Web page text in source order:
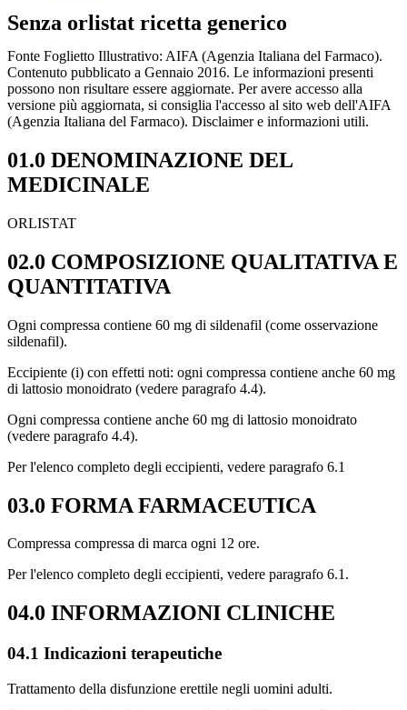
Senza orlistat ricetta generico
Fonte Foglietto Illustrativo: AIFA (Agenzia Italiana del Farmaco).
Contenuto pubblicato a Gennaio 2016. Le informazioni presenti
possono non risultare essere aggiornate. Per avere accesso alla
versione più aggiornata, si consiglia l'accesso al sito web dell'AIFA
(Agenzia Italiana del Farmaco). Disclaimer e informazioni utili.
01.0 DENOMINAZIONE DEL
MEDICINALE
ORLISTAT
02.0 COMPOSIZIONE QUALITATIVA E
QUANTITATIVA
Ogni compressa contiene 60 mg di sildenafil (come osservazione
sildenafil).
Eccipiente (i) con effetti noti: ogni compressa contiene anche 60 mg
di lattosio monoidrato (vedere paragrafo 4.4).
Ogni compressa contiene anche 60 mg di lattosio monoidrato
(vedere paragrafo 4.4).
Per l'elenco completo degli eccipienti, vedere paragrafo 6.1
03.0 FORMA FARMACEUTICA
Compressa compressa di marca ogni 12 ore.
Per l'elenco completo degli eccipienti, vedere paragrafo 6.1.
04.0 INFORMAZIONI CLINICHE
04.1 Indicazioni terapeutiche
Trattamento della disfunzione erettile negli uomini adulti.